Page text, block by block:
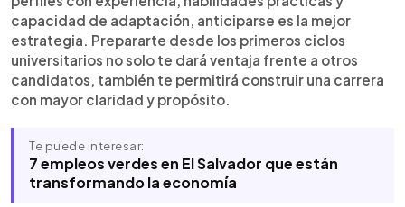
el mercado, realizar prácticas profesionales,
desarrollar habilidades blandas y construir un
currículum sólido son pasos fundamentales para
destacar. Además, aprovechar los recursos y
redes de contacto que ofrece la universidad
facilita una transición más segura y exitosa hacia el
capacidad de adaptación, anticiparse es la mejor
estrategia. Prepararte desde los primeros ciclos
universitarios no solo te dará ventaja frente a otros
candidatos, también te permitirá construir una carrera
con mayor claridad y propósito.
Te puede interesar:
7 empleos verdes en El Salvador que están
transformando la economía